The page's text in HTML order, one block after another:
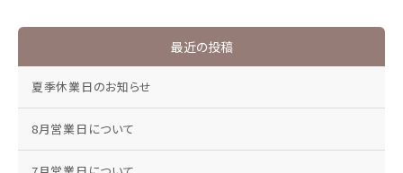
最近の投稿
夏季休業日のお知らせ
8月営業日について